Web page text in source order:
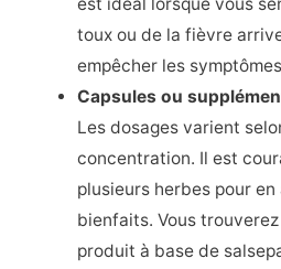
toux ou de la fièvre
empêcher les
Capsules ou
Les dosages varient
concentration. Il est
plusieurs herbes pour
bienfaits. Vous
produit à base de